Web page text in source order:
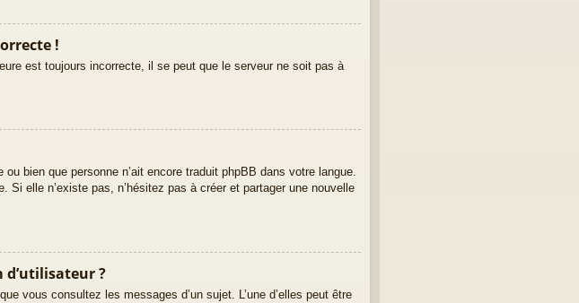
!
est toujours incorrecte, il se peut que le serveur ne soit pas à
bien que personne n’ait encore traduit phpBB dans votre langue.
Si elle n’existe pas, n’hésitez pas à créer et partager une nouvelle
d’utilisateur ?
vous consultez les messages d’un sujet. L’une d’elles peut être